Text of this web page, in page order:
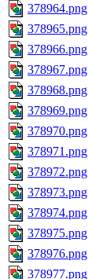
378964.png
378965.png
378966.png
378967.png
378968.png
378969.png
378970.png
378971.png
378972.png
378973.png
378974.png
378975.png
378976.png
378977.png